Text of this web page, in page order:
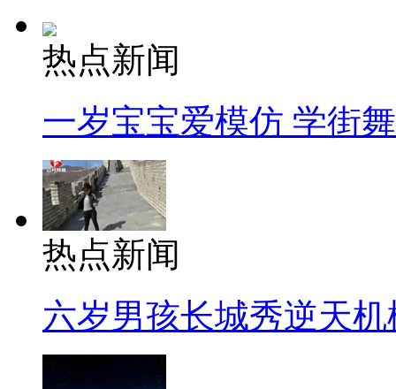
热点新闻
一岁宝宝爱模仿 学街
热点新闻
六岁男孩长城秀逆天机